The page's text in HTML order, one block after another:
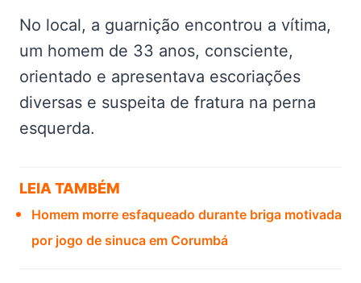
No local, a guarnição encontrou a vítima,
um homem de 33 anos, consciente,
orientado e apresentava escoriações
diversas e suspeita de fratura na perna
esquerda.
LEIA TAMBÉM
Homem morre esfaqueado durante briga motivada
por jogo de sinuca em Corumbá